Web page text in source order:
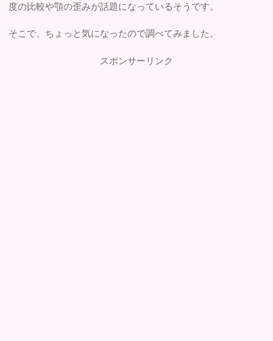
度の比較や顎の歪みが話題になっているそうです。
そこで、ちょっと気になったので調べてみました。
スポンサーリンク